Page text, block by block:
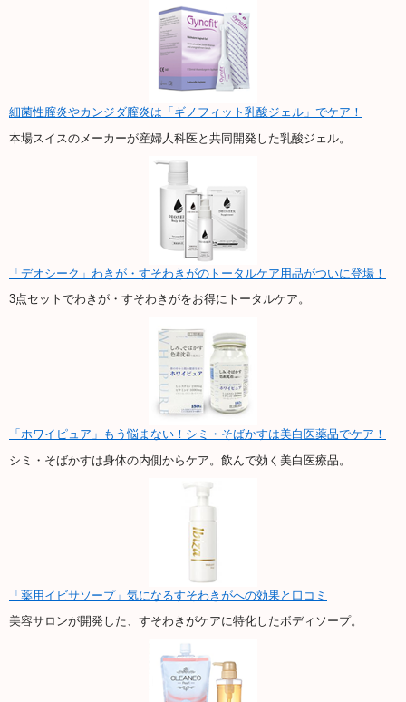
細菌性膣炎やカンジダ膣炎は「ギノフィット乳酸ジェル」でケア！
本場スイスのメーカーが産婦人科医と共同開発した乳酸ジェル。
「デオシーク」わきが・すそわきがのトータルケア用品がついに登場！
3点セットでわきが・すそわきがをお得にトータルケア。
「ホワイピュア」もう悩まない！シミ・そばかすは美白医薬品でケア！
シミ・そばかすは身体の内側からケア。飲んで効く美白医療品。
「薬用イビサソープ」気になるすそわきがへの効果と口コミ
美容サロンが開発した、すそわきがケアに特化したボディソープ。